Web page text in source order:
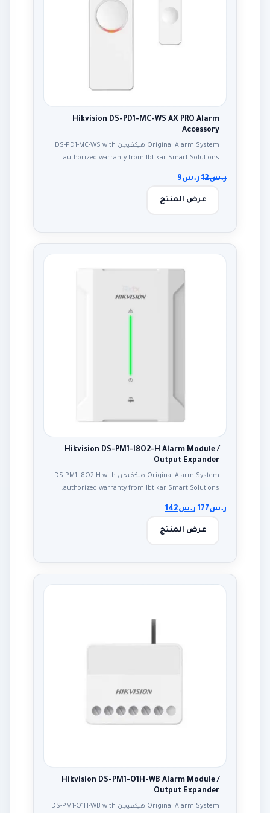
Hikvision DS-PD1-MC-WS AX PRO Alarm
Accessory
Original Alarm System هيكفيجن DS-PD1-MC-WS with
authorized warranty from Ibtikar Smart Solutions…
ر.س12 ر.س9
عرض المنتج
Hikvision DS-PM1-I8O2-H Alarm Module /
Output Expander
Original Alarm System هيكفيجن DS-PM1-I8O2-H with
authorized warranty from Ibtikar Smart Solutions…
ر.س177 ر.س142
عرض المنتج
Hikvision DS-PM1-O1H-WB Alarm Module /
Output Expander
Original Alarm System هيكفيجن DS-PM1-O1H-WB with